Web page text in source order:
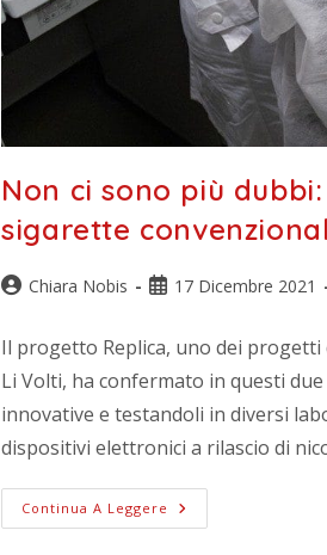
Non ci sono più
sigarette
Chiara Nobis 17 Dicembre 2021
Il progetto Replica, uno dei progetti
Li Volti, ha confermato in questi
innovative e testandoli in diversi
dispositivi elettronici a rilascio di
Continua A Leggere